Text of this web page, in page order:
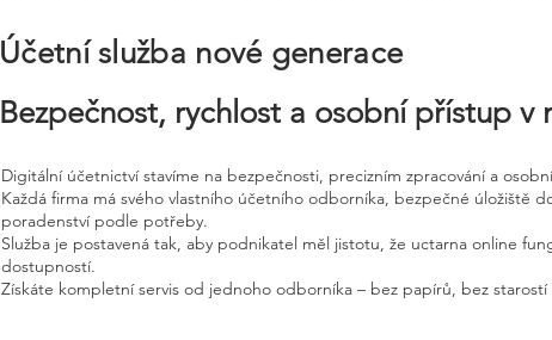
Účetní služba nové generace
Bezpečnost, rychlost a osobní přístup
Digitální účetnictví stavíme na bezpečnosti, precizním zpracování a
Každá firma má svého vlastního účetního odborníka, bezpečné úložiště
poradenství podle potřeby.
Služba je postavená tak, aby podnikatel měl jistotu, že uctarna online
dostupností.
Získáte kompletní servis od jednoho odborníka – bez papírů, bez starostí